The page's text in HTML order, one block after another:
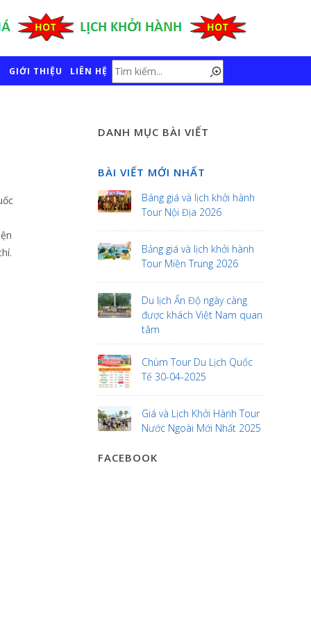
GIỚI THIỆU LIÊN HỆ
DANH MỤC BÀI VIẾT
BÀI VIẾT MỚI NHẤT
Báng giá và lịch khởi hành
Tour Nội Địa 2026
Bảng giá và lịch khởi hành
Tour Miền Trung 2026
Du lịch Ấn Độ ngày càng
được khách Việt Nam quan
tâm
Chùm Tour Du Lịch Quốc
Tế 30-04-2025
Giá và Lịch Khởi Hành Tour
Nước Ngoài Mới Nhất 2025
FACEBOOK